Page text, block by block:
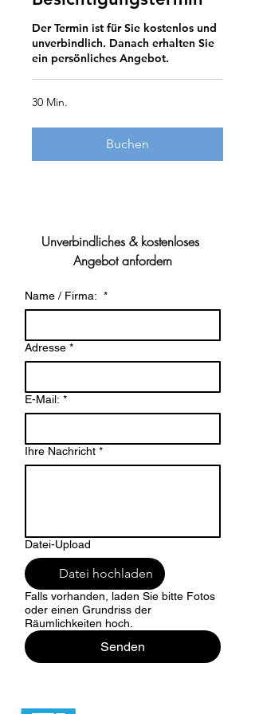
Der Termin ist für Sie kostenlos und
unverbindlich. Danach erhalten Sie
ein persönliches Angebot.
30 Min.
Buchen
Unverbindliches & kostenloses
Angebot anfordern
Name / Firma: *
Adresse *
E-Mail: *
Ihre Nachricht *
Datei-Upload
Datei hochladen
Falls vorhanden, laden Sie bitte Fotos
oder einen Grundriss der
Räumlichkeiten hoch.
Senden